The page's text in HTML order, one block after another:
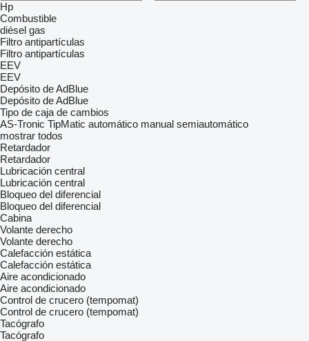
Hp
Combustible
diésel gas
Filtro antipartículas
Filtro antipartículas
EEV
EEV
Depósito de AdBlue
Depósito de AdBlue
Tipo de caja de cambios
AS-Tronic TipMatic automático manual semiautomático
mostrar todos
Retardador
Retardador
Lubricación central
Lubricación central
Bloqueo del diferencial
Bloqueo del diferencial
Cabina
Volante derecho
Volante derecho
Calefacción estática
Calefacción estática
Aire acondicionado
Aire acondicionado
Control de crucero (tempomat)
Control de crucero (tempomat)
Tacógrafo
Tacógrafo